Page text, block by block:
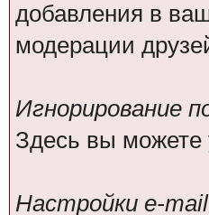
добавления в
модерации
Игнорирование
Здесь вы можете
Настройки e-